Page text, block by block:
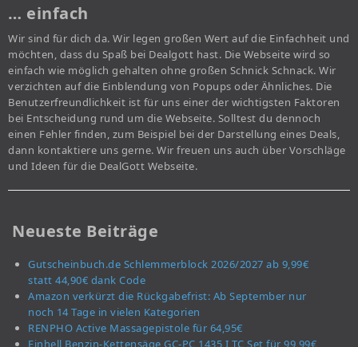
… einfach
Wir sind für dich da. Wir legen großen Wert auf die Einfachheit und
möchten, dass du Spaß bei Dealgott hast. Die Webseite wird so
einfach wie möglich gehalten ohne großen Schnick Schnack. Wir
verzichten auf die Einblendung von Popups oder Ähnliches. Die
Benutzerfreundlichkeit ist für uns einer der wichtigsten Faktoren
bei Entscheidung rund um die Webseite. Solltest du dennoch
einen Fehler finden, zum Beispiel bei der Darstellung eines Deals,
dann kontaktiere uns gerne. Wir freuen uns auch über Vorschläge
und Ideen für die DealGott Webseite.
Neueste Beiträge
Gutscheinbuch.de Schlemmerblock 2026/2027 ab 9,99€
statt 44,90€ dank Code
Amazon verkürzt die Rückgabefrist: Ab September nur
noch 14 Tage in vielen Kategorien
RENPHO Active Massagepistole für 64,95€
Einhell Benzin-Kettensäge GC-PC 1435 I TC Set für 99,99€